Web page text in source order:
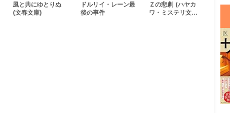
風と共にゆとりぬ
(文春文庫)
ドルリイ・レーン最
後の事件
Ｚの悲劇 (ハヤカ
ワ・ミステリ文...